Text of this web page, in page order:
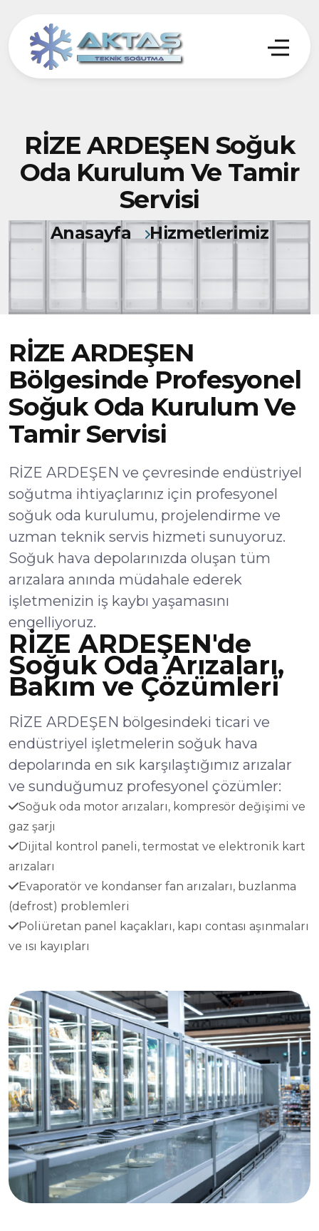
RİZE ARDEŞEN Soğuk
Oda Kurulum Ve Tamir
Servisi
Anasayfa Hizmetlerimiz
RİZE ARDEŞEN
Bölgesinde Profesyonel
Soğuk Oda Kurulum Ve
Tamir Servisi
RİZE ARDEŞEN ve çevresinde endüstriyel
soğutma ihtiyaçlarınız için profesyonel
soğuk oda kurulumu, projelendirme ve
uzman teknik servis hizmeti sunuyoruz.
Soğuk hava depolarınızda oluşan tüm
arızalara anında müdahale ederek
işletmenizin iş kaybı yaşamasını
engelliyoruz.
RİZE ARDEŞEN'de
Soğuk Oda Arızaları,
Bakım ve Çözümleri
RİZE ARDEŞEN bölgesindeki ticari ve
endüstriyel işletmelerin soğuk hava
depolarında en sık karşılaştığımız arızalar
ve sunduğumuz profesyonel çözümler:
Soğuk oda motor arızaları, kompresör değişimi ve
gaz şarjı
Dijital kontrol paneli, termostat ve elektronik kart
arızaları
Evaporatör ve kondanser fan arızaları, buzlanma
(defrost) problemleri
Poliüretan panel kaçakları, kapı contası aşınmaları
ve ısı kayıpları